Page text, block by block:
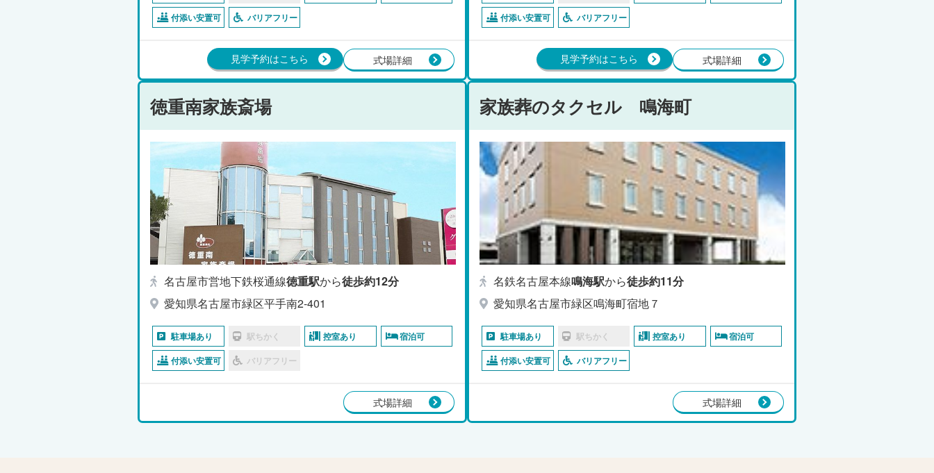
付添い安置可
バリアフリー
見学予約はこちら 式場詳細
付添い安置可
バリアフリー
見学予約はこちら 式場詳細
徳重南家族斎場
名古屋市営地下鉄桜通線徳重駅から徒歩約12分
愛知県名古屋市緑区平手南2-401
駐車場あり 駅ちかく 控室あり
宿泊可
付添い安置可
バリアフリー
式場詳細
家族葬のタクセル 鳴海町
名鉄名古屋本線鳴海駅から徒歩約11分
愛知県名古屋市緑区鳴海町宿地７
駐車場あり 駅ちかく 控室あり
宿泊可
付添い安置可
バリアフリー
式場詳細